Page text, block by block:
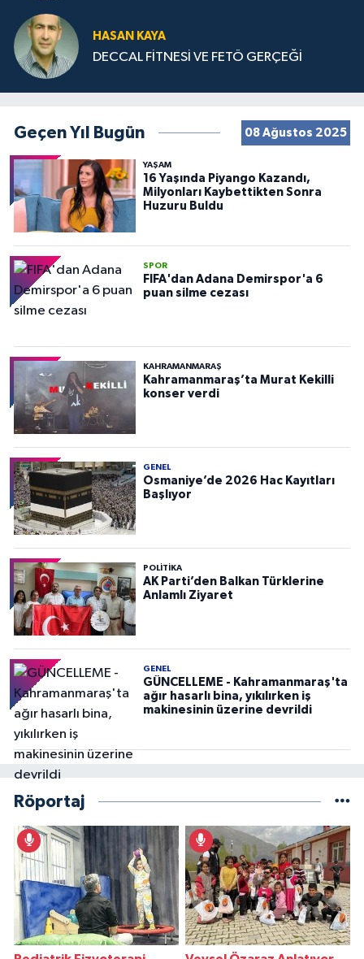
HASAN KAYA
DECCAL FİTNESİ VE FETÖ GERÇEĞİ
Geçen Yıl Bugün 08 Ağustos 2025
YAŞAM
16 Yaşında Piyango Kazandı,
Milyonları Kaybettikten Sonra
Huzuru Buldu
SPOR
FIFA'dan Adana Demirspor'a 6
puan silme cezası
KAHRAMANMARAŞ
Kahramanmaraş’ta Murat Kekilli
konser verdi
GENEL
Osmaniye’de 2026 Hac Kayıtları
Başlıyor
POLITIKA
AK Parti’den Balkan Türklerine
Anlamlı Ziyaret
GENEL
GÜNCELLEME - Kahramanmaraş'ta
ağır hasarlı bina, yıkılırken iş
makinesinin üzerine devrildi
Röportaj